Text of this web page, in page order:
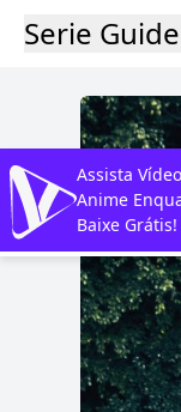
Serie Guide
Assista
Anime
Baixe Grátis!